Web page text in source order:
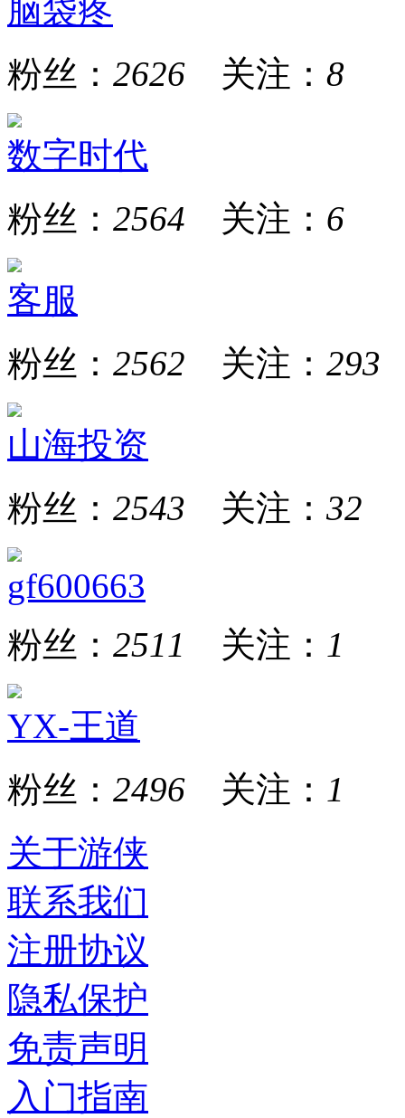
脑袋疼
粉丝： 2626 关注： 8
数字时代
粉丝： 2564 关注： 6
客服
粉丝： 2562 关注： 293
山海投资
粉丝： 2543 关注： 32
gf600663
粉丝： 2511 关注： 1
YX-王道
粉丝： 2496 关注： 1
关于游侠
联系我们
注册协议
隐私保护
免责声明
入门指南